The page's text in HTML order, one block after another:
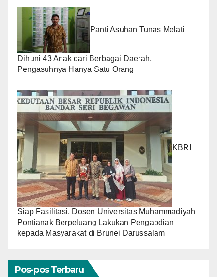
Panti Asuhan Tunas Melati
Dihuni 43 Anak dari Berbagai Daerah,
Pengasuhnya Hanya Satu Orang
KBRI
Siap Fasilitasi, Dosen Universitas Muhammadiyah
Pontianak Berpeluang Lakukan Pengabdian
kepada Masyarakat di Brunei Darussalam
Pos-pos Terbaru